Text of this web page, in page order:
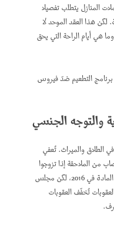
المنازل يتطلب تفصيلا
لكن هذا العقد الموحد لا
هي أيام الراحة التي يحق
برنامج التطعيم ضدّ فيروس
والتوجه الجنسي
الطلاق والميراث. تُعفي
من الملاحقة إذا تزوجوا
ضحاياهم. اقترح البرلمان البحريني إلغاء لتلك المادة في 2016، لكن مجلس
334 من قانون العقوبات تُخفّف العقوبات